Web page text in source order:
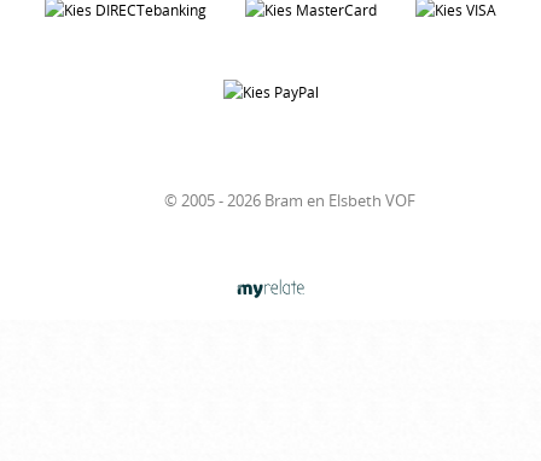
© 2005 - 2026 Bram en Elsbeth VOF